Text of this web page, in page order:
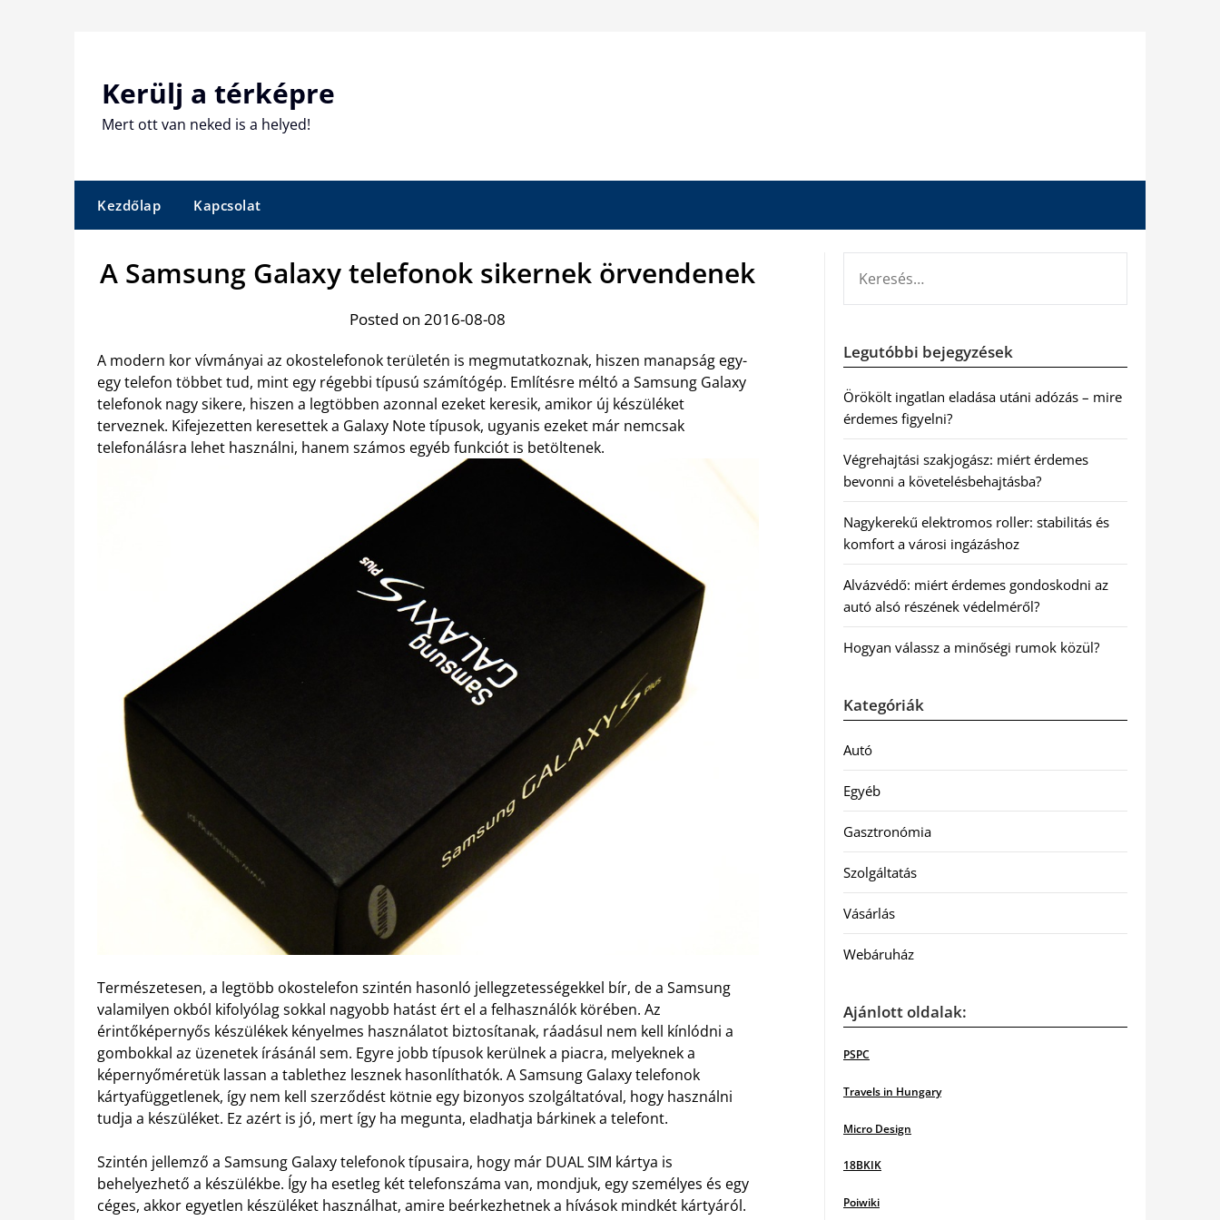
Kerülj a térképre
Mert ott van neked is a helyed!
Kezdőlap Kapcsolat
A Samsung Galaxy telefonok sikernek örvendenek
Posted on 2016-08-08
A modern kor vívmányai az okostelefonok területén is megmutatkoznak, hiszen manapság egy-
egy telefon többet tud, mint egy régebbi típusú számítógép. Említésre méltó a Samsung Galaxy
telefonok nagy sikere, hiszen a legtöbben azonnal ezeket keresik, amikor új készüléket
terveznek. Kifejezetten keresettek a Galaxy Note típusok, ugyanis ezeket már nemcsak
telefonálásra lehet használni, hanem számos egyéb funkciót is betöltenek.
Természetesen, a legtöbb okostelefon szintén hasonló jellegzetességekkel bír, de a Samsung
valamilyen okból kifolyólag sokkal nagyobb hatást ért el a felhasználók körében. Az
érintőképernyős készülékek kényelmes használatot biztosítanak, ráadásul nem kell kínlódni a
gombokkal az üzenetek írásánál sem. Egyre jobb típusok kerülnek a piacra, melyeknek a
képernyőméretük lassan a tablethez lesznek hasonlíthatók. A Samsung Galaxy telefonok
kártyafüggetlenek, így nem kell szerződést kötnie egy bizonyos szolgáltatóval, hogy használni
tudja a készüléket. Ez azért is jó, mert így ha megunta, eladhatja bárkinek a telefont.
Szintén jellemző a Samsung Galaxy telefonok típusaira, hogy már DUAL SIM kártya is
behelyezhető a készülékbe. Így ha esetleg két telefonszáma van, mondjuk, egy személyes és egy
céges, akkor egyetlen készüléket használhat, amire beérkezhetnek a hívások mindkét kártyáról.
Legutóbbi bejegyzések
Örökölt ingatlan eladása utáni adózás – mire
érdemes figyelni?
Végrehajtási szakjogász: miért érdemes
bevonni a követelésbehajtásba?
Nagykerekű elektromos roller: stabilitás és
komfort a városi ingázáshoz
Alvázvédő: miért érdemes gondoskodni az
autó alsó részének védelméről?
Hogyan válassz a minőségi rumok közül?
Kategóriák
Autó
Egyéb
Gasztronómia
Szolgáltatás
Vásárlás
Webáruház
Ajánlott oldalak:
PSPC
Travels in Hungary
Micro Design
18BKIK
Poiwiki